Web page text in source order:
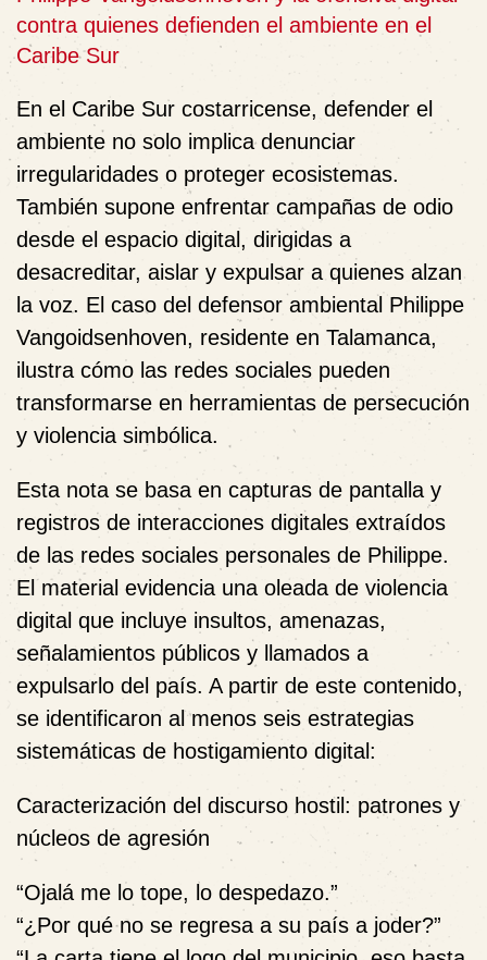
contra quienes defienden el ambiente en el
Caribe Sur
En el Caribe Sur costarricense, defender el
ambiente no solo implica denunciar
irregularidades o proteger ecosistemas.
También supone enfrentar campañas de odio
desde el espacio digital, dirigidas a
desacreditar, aislar y expulsar a quienes alzan
la voz. El caso del defensor ambiental Philippe
Vangoidsenhoven, residente en Talamanca,
ilustra cómo las redes sociales pueden
transformarse en herramientas de persecución
y violencia simbólica.
Esta nota se basa en capturas de pantalla y
registros de interacciones digitales extraídos
de las redes sociales personales de Philippe.
El material evidencia una oleada de violencia
digital que incluye insultos, amenazas,
señalamientos públicos y llamados a
expulsarlo del país. A partir de este contenido,
se identificaron al menos seis estrategias
sistemáticas de hostigamiento digital:
Caracterización del discurso hostil: patrones y
núcleos de agresión
“Ojalá me lo tope, lo despedazo.”
“¿Por qué no se regresa a su país a joder?”